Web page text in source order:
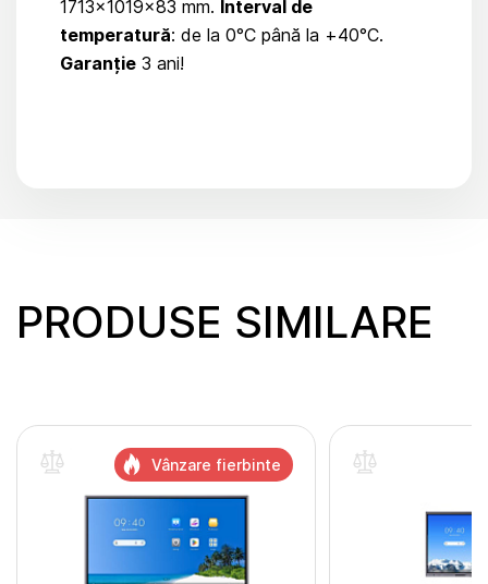
1713×1019×83 mm. Interval de
temperatură: de la 0°C până la +40°C.
Garanție 3 ani!
PRODUSE SIMILARE
Vânzare fierbinte